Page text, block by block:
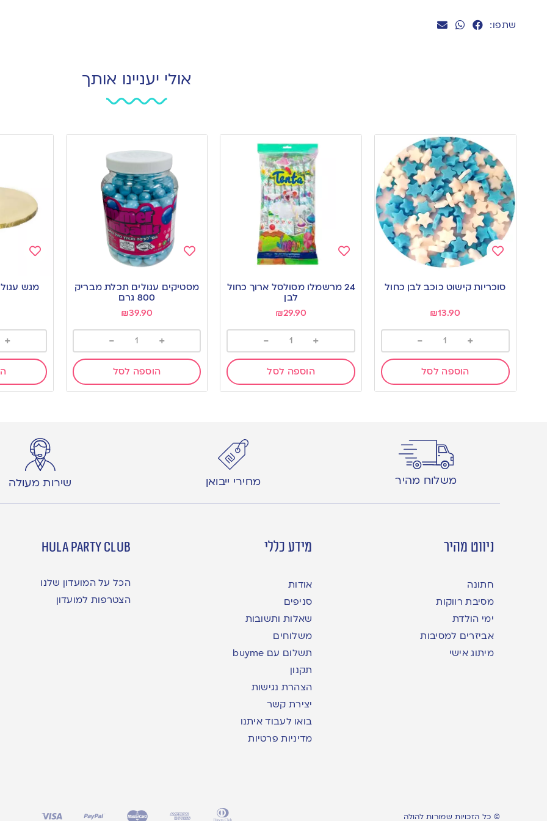
שתפו:
אולי יעניינו אותך
to
סוכריות קישוט כוכב לבן כחול
₪13.90
+
-
הוספה לסל
to24 מרשמלו מסולסל ארוך כחול
לבן
₪29.90
+
-
הוספה לסל
to
wishlist
מסטיקים עגולים תכלת מבריק
800 גרם
₪39.90
+
-
הוספה לסל
to
+
משלוח מהיר מחירי ייבואן שירות מעולה
ניווט מהיר
חתונה
מסיבת רווקות
ימי הולדת
אביזרים למסיבות
מיתוג אישי
מידע כללי
אודות
סניפים
שאלות ותשובות
משלוחים
תשלום עם buyme
תקנון
הצהרת נגישות
יצירת קשר
בואו לעבוד איתנו
מדיניות פרטיות
hula party club
הכל על המועדון שלנו
הצטרפות למועדון
© כל הזכויות שמורות להולה